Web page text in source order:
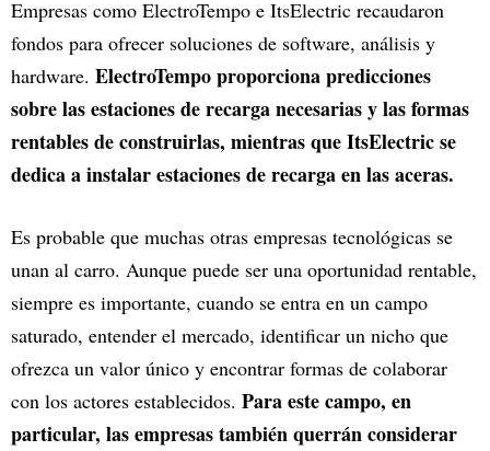
Empresas como ElectroTempo e ItsElectric recaudaron
fondos para ofrecer soluciones de software, análisis y
hardware. ElectroTempo proporciona predicciones
sobre las estaciones de recarga necesarias y las formas
rentables de construirlas, mientras que ItsElectric se
dedica a instalar estaciones de recarga en las aceras.
Es probable que muchas otras empresas tecnológicas se
unan al carro. Aunque puede ser una oportunidad rentable,
siempre es importante, cuando se entra en un campo
saturado, entender el mercado, identificar un nicho que
ofrezca un valor único y encontrar formas de colaborar
con los actores establecidos. Para este campo, en
particular, las empresas también querrán considerar